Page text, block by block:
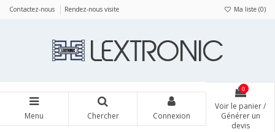
Contactez-nous Rendez-nous visite Ma liste (0)
Menu Chercher Connexion
0
Voir le panier /
Générer un
devis
Panneau de gestion des cookies